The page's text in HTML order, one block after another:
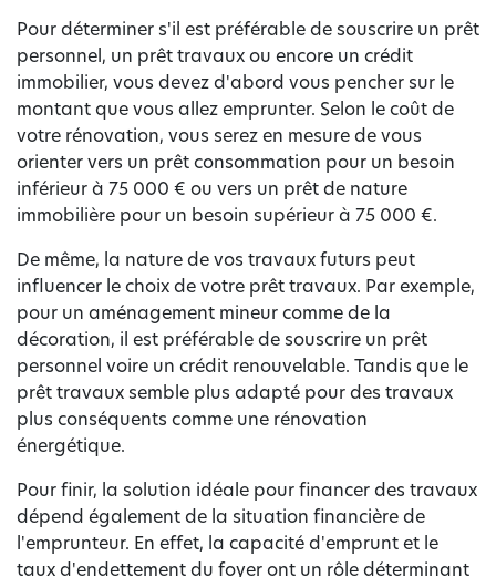
Pour déterminer s'il est préférable de souscrire un prêt
personnel, un prêt travaux ou encore un crédit
immobilier, vous devez d'abord vous pencher sur le
montant que vous allez emprunter. Selon le coût de
votre rénovation, vous serez en mesure de vous
orienter vers un prêt consommation pour un besoin
inférieur à 75 000 € ou vers un prêt de nature
immobilière pour un besoin supérieur à 75 000 €.
De même, la nature de vos travaux futurs peut
influencer le choix de votre prêt travaux. Par exemple,
pour un aménagement mineur comme de la
décoration, il est préférable de souscrire un prêt
personnel voire un crédit renouvelable. Tandis que le
prêt travaux semble plus adapté pour des travaux
plus conséquents comme une rénovation
énergétique.
Pour finir, la solution idéale pour financer des travaux
dépend également de la situation financière de
l'emprunteur. En effet, la capacité d'emprunt et le
taux d'endettement du foyer ont un rôle déterminant